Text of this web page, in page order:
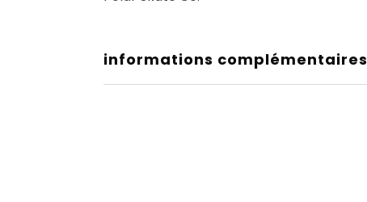
informations complémentaires